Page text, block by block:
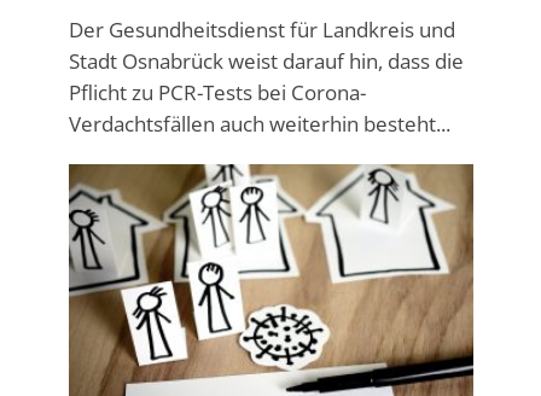
Der Gesundheitsdienst für Landkreis und
Stadt Osnabrück weist darauf hin, dass die
Pflicht zu PCR-Tests bei Corona-
Verdachtsfällen auch weiterhin besteht...